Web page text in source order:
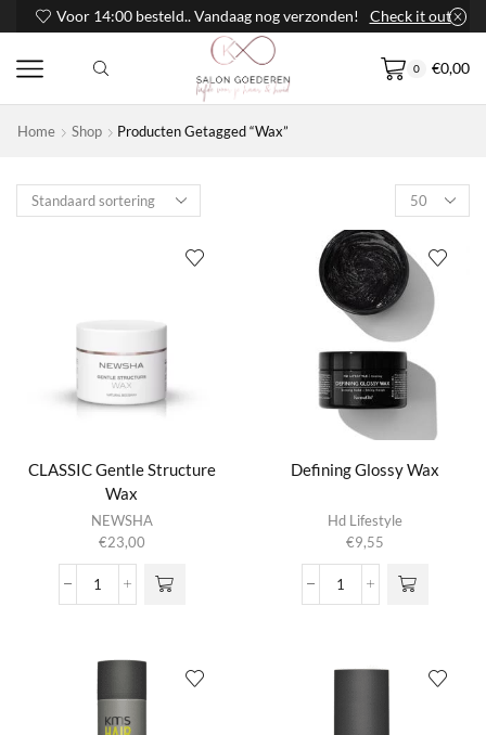
Voor 14:00 besteld.. Vandaag nog verzonden! Check it out
0 €0,00
Home Shop Producten Getagged “Wax”
Products
per
CLASSIC Gentle Structure
Wax
NEWSHA
€23,00
CLASSIC
aantal
Defining Glossy Wax
Hd Lifestyle
€9,55
Defining